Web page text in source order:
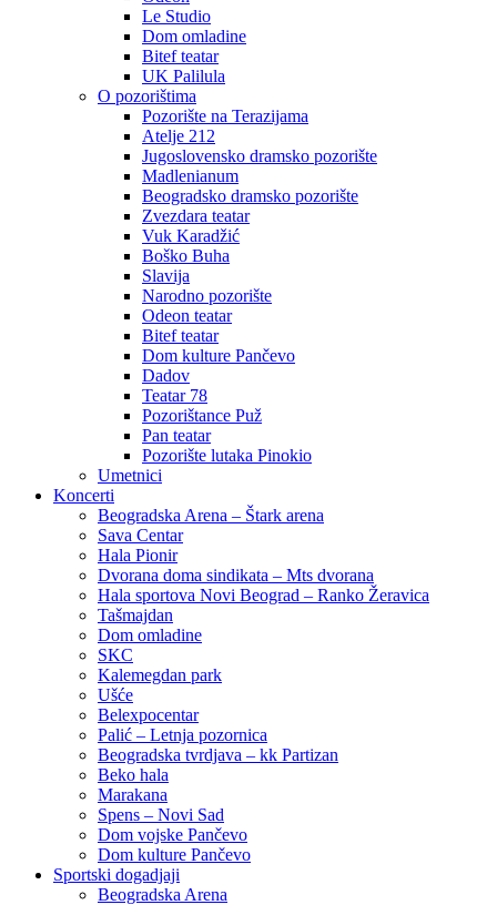
Le Studio
Dom omladine
Bitef teatar
UK Palilula
O pozorištima
Pozorište na Terazijama
Atelje 212
Jugoslovensko dramsko pozorište
Madlenianum
Beogradsko dramsko pozorište
Zvezdara teatar
Vuk Karadžić
Boško Buha
Slavija
Narodno pozorište
Odeon teatar
Bitef teatar
Dom kulture Pančevo
Dadov
Teatar 78
Pozorištance Puž
Pan teatar
Pozorište lutaka Pinokio
Umetnici
Koncerti
Beogradska Arena – Štark arena
Sava Centar
Hala Pionir
Dvorana doma sindikata – Mts dvorana
Hala sportova Novi Beograd – Ranko Žeravica
Tašmajdan
Dom omladine
SKC
Kalemegdan park
Ušće
Belexpocentar
Palić – Letnja pozornica
Beogradska tvrdjava – kk Partizan
Beko hala
Marakana
Spens – Novi Sad
Dom vojske Pančevo
Dom kulture Pančevo
Sportski dogadjaji
Beogradska Arena